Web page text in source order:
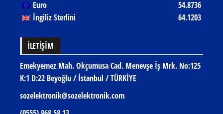
Euro
54.8736
İngiliz Sterlini
64.1203
İLETIŞIM
Emekyemez Mah. Okçumusa Cad. Menevşe İş Mrk. No:125
K:1 D:22 Beyoğlu / İstanbul / TÜRKİYE
sozelektronik@sozelektronik.com